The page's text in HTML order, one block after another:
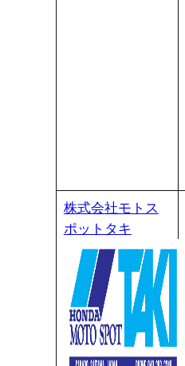
株式会社モトス
ポットタキ